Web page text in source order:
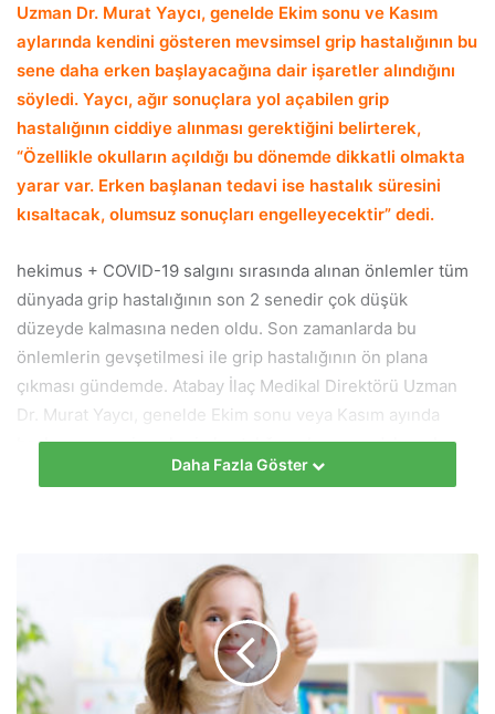
Uzman Dr. Murat Yaycı, genelde Ekim sonu ve Kasım
aylarında kendini gösteren mevsimsel grip hastalığının bu
sene daha erken başlayacağına dair işaretler alındığını
söyledi. Yaycı, ağır sonuçlara yol açabilen grip
hastalığının ciddiye alınması gerektiğini belirterek,
“Özellikle okulların açıldığı bu dönemde dikkatli olmakta
yarar var. Erken başlanan tedavi ise hastalık süresini
kısaltacak, olumsuz sonuçları engelleyecektir” dedi.
hekimus + COVID-19 salgını sırasında alınan önlemler tüm
dünyada grip hastalığının son 2 senedir çok düşük
düzeyde kalmasına neden oldu. Son zamanlarda bu
önlemlerin gevşetilmesi ile grip hastalığının ön plana
çıkması gündemde. Atabay İlaç Medikal Direktörü Uzman
Dr. Murat Yaycı, genelde Ekim sonu veya Kasım ayında
başlayan mevsimsel grip hastalığının bu sene daha erken
başlayacağına dair işaretler alındığını belirterek, “Gripte
edilmediğinde özellikle belirli yaş gruplarında ve risk
gruplarında ağır seyrediyor. Ateş, öksürük, boğaz ağrısı,
burun akıntısı ve tıkanıklığı, baş ağrısı, vücut ağrıları,
nadiren kusma ve ishal ile seyreden grip hastalığında
erken başlanan tedavi ile hastalık süresi 3-3,5 gün
civarında kısalıyor. Ayrıca grip nedeniyle ortaya çıkabilecek
Daha Fazla Göster